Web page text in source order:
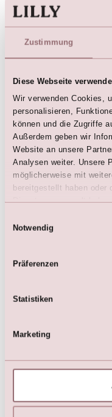
Zustimmung
Diese Webseite
Wir verwenden Cookies,
personalisieren,
können und die Zugriffe
Außerdem geben wir
Website an unsere
Analysen weiter. Unsere
möglicherweise mit
bereitgestellt haben oder
Dienste gesammelt
Notwendig
Präferenzen
Statistiken
Marketing
Wir
Runder Tüllschleier mit
romantischer
Chantilly‑Spitzenkante